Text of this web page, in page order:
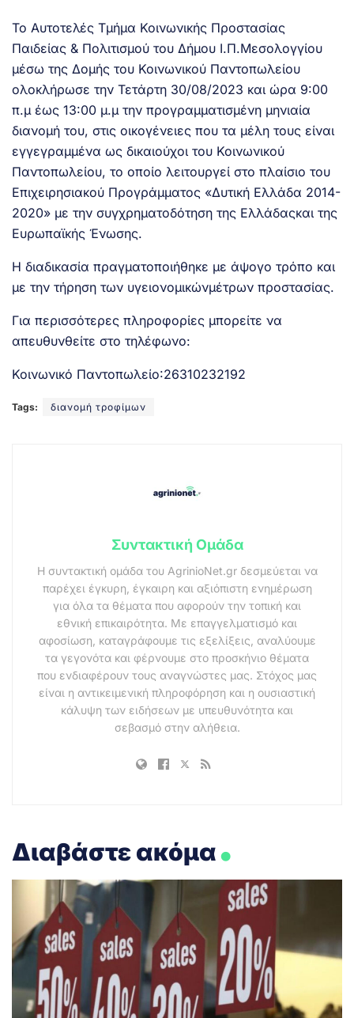
Το Αυτοτελές Τμήμα Κοινωνικής Προστασίας
Παιδείας & Πολιτισμού του Δήμου Ι.Π.Μεσολογγίου
μέσω της Δομής του Κοινωνικού Παντοπωλείου
ολοκλήρωσε την Τετάρτη 30/08/2023 και ώρα 9:00
π.μ έως 13:00 μ.μ την προγραμματισμένη μηνιαία
διανομή του, στις οικογένειες που τα μέλη τους είναι
εγγεγραμμένα ως δικαιούχοι του Κοινωνικού
Παντοπωλείου, το οποίο λειτουργεί στο πλαίσιο του
Επιχειρησιακού Προγράμματος «Δυτική Ελλάδα 2014-
2020» με την συγχρηματοδότηση της Ελλάδαςκαι της
Ευρωπαϊκής Ένωσης.
Η διαδικασία πραγματοποιήθηκε με άψογο τρόπο και
με την τήρηση των υγειονομικώνμέτρων προστασίας.
Για περισσότερες πληροφορίες μπορείτε να
απευθυνθείτε στο τηλέφωνο:
Κοινωνικό Παντοπωλείο:26310232192
Tags: διανομή τροφίμων
Συντακτική Ομάδα
Η συντακτική ομάδα του AgrinioNet.gr δεσμεύεται να
παρέχει έγκυρη, έγκαιρη και αξιόπιστη ενημέρωση
για όλα τα θέματα που αφορούν την τοπική και
εθνική επικαιρότητα. Με επαγγελματισμό και
αφοσίωση, καταγράφουμε τις εξελίξεις, αναλύουμε
τα γεγονότα και φέρνουμε στο προσκήνιο θέματα
που ενδιαφέρουν τους αναγνώστες μας. Στόχος μας
είναι η αντικειμενική πληροφόρηση και η ουσιαστική
κάλυψη των ειδήσεων με υπευθυνότητα και
σεβασμό στην αλήθεια.
Διαβάστε ακόμα.